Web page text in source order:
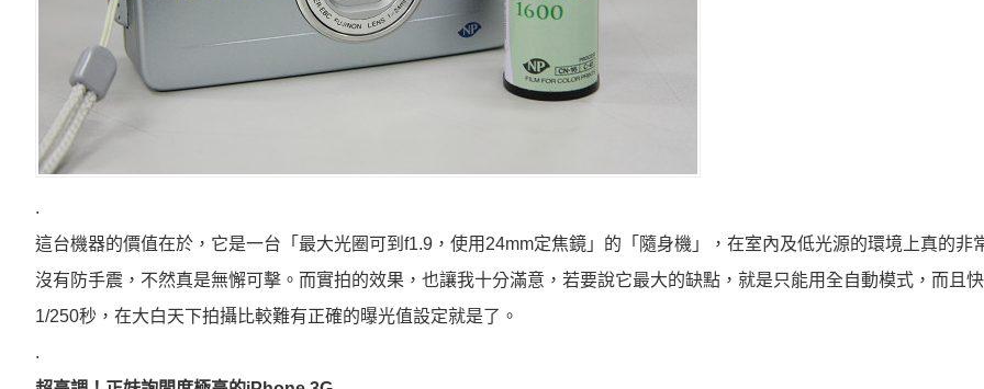
.
這台機器的價值在於，它是一台「最大光圈可到f1.9，使用24mm定焦鏡」的「隨身機」，在室內及低光源的環境上真的非
沒有防手震，不然真是無懈可擊。而實拍的效果，也讓我十分滿意，若要說它最大的缺點，就是只能用全自動模式，而且
1/250秒，在大白天下拍攝比較難有正確的曝光值設定就是了。
.